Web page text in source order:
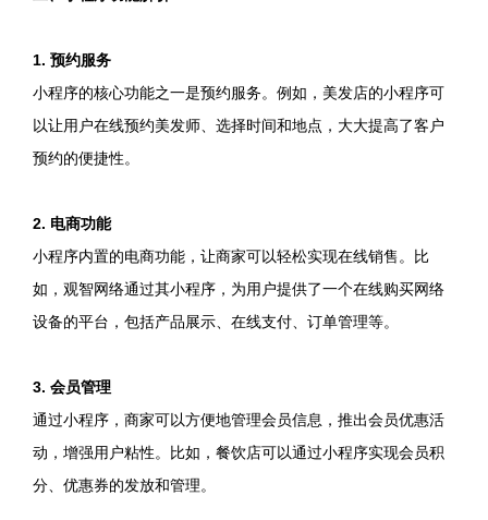
1. 预约服务
小程序的核心功能之一是预约服务。例如，美发店的小程序可
以让用户在线预约美发师、选择时间和地点，大大提高了客户
预约的便捷性。
2. 电商功能
小程序内置的电商功能，让商家可以轻松实现在线销售。比
如，观智网络通过其小程序，为用户提供了一个在线购买网络
设备的平台，包括产品展示、在线支付、订单管理等。
3. 会员管理
通过小程序，商家可以方便地管理会员信息，推出会员优惠活
动，增强用户粘性。比如，餐饮店可以通过小程序实现会员积
分、优惠券的发放和管理。